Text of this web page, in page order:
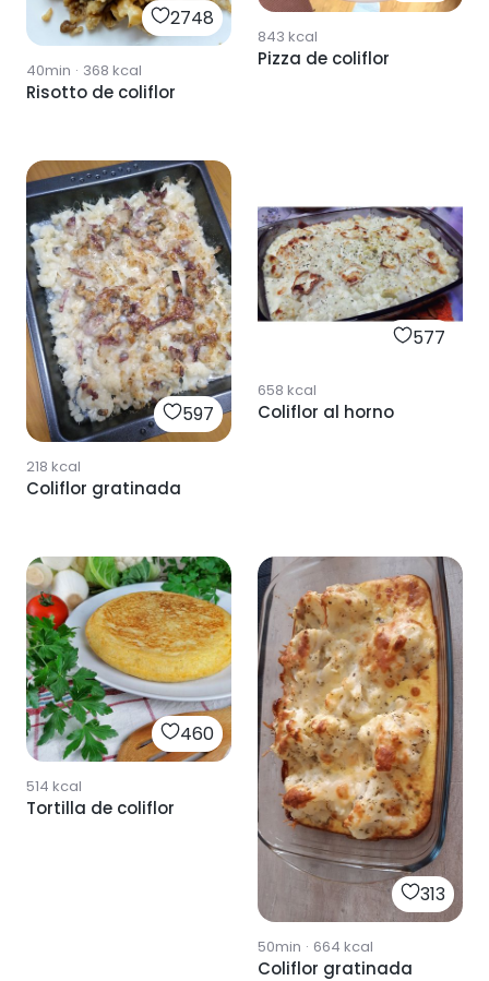
2748
40min · 368 kcal
Risotto de coliflor
843 kcal
Pizza de coliflor
597
218 kcal
Coliflor gratinada
577
658 kcal
Coliflor al horno
460
514 kcal
Tortilla de coliflor
313
50min · 664 kcal
Coliflor gratinada